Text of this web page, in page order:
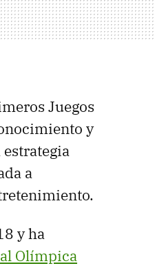
Juegos
y
a
y ha
Olímpica